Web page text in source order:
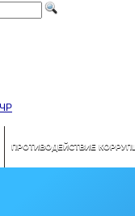
ПРОТИВОДЕЙСТВИЕ